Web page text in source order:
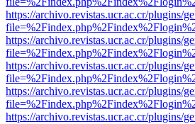
https://archivo.revistas.ucr.ac.cr/plugins/
https://archivo.revistas.ucr.ac.cr/plugins/
https://archivo.revistas.ucr.ac.cr/plugins/
https://archivo.revistas.ucr.ac.cr/plugins/
https://archivo.revistas.ucr.ac.cr/plugins/